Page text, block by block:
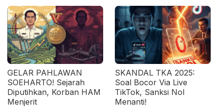
GELAR PAHLAWAN
SOEHARTO! Sejarah
Diputihkan, Korban HAM
Menjerit
SKANDAL TKA 2025:
Soal Bocor Via Live
TikTok, Sanksi Nol
Menanti!